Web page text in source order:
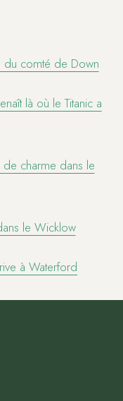
du comté de Down
là où le Titanic a
charme dans le
le Wicklow
à Waterford